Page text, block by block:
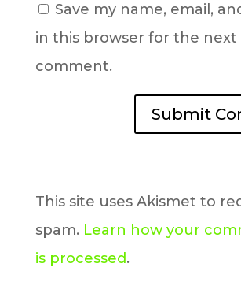
Save my name, email,
in this browser for the next
comment.
This site uses Akismet to
spam. Learn how your
is processed.